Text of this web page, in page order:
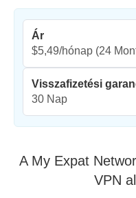
Ár
$5,49/hónap (24
Visszafizetési
30 Nap
A My Expat
VPN